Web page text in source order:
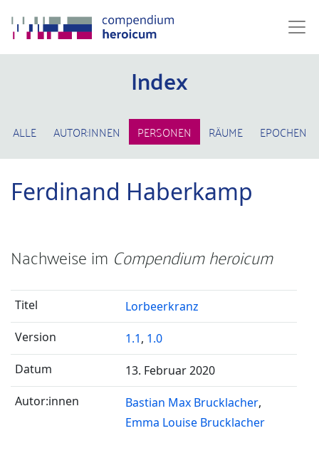
Index
ALLE AUTOR:INNEN PERSONEN RÄUME EPOCHEN
Ferdinand Haberkamp
Nachweise im Compendium heroicum
Lorbeerkranz
1.1, 1.0
13. Februar 2020
Bastian Max Brucklacher
Emma Louise Brucklacher